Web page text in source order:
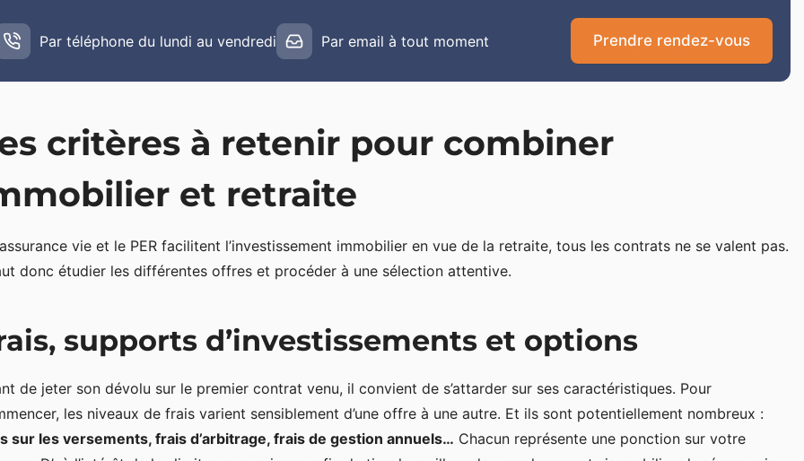
Par téléphone du lundi au vendredi Par email à tout moment Prendre rendez-vous
critères à retenir pour combiner
et retraite
vie et le PER facilitent l’investissement immobilier en vue de la retraite, tous les contrats ne se valent pas.
donc étudier les différentes offres et procéder à une sélection attentive.
supports d’investissements et options
de jeter son dévolu sur le premier contrat venu, il convient de s’attarder sur ses caractéristiques. Pour
les niveaux de frais varient sensiblement d’une offre à une autre. Et ils sont potentiellement nombreux :
sur les versements, frais d’arbitrage, frais de gestion annuels… Chacun représente une ponction sur votre